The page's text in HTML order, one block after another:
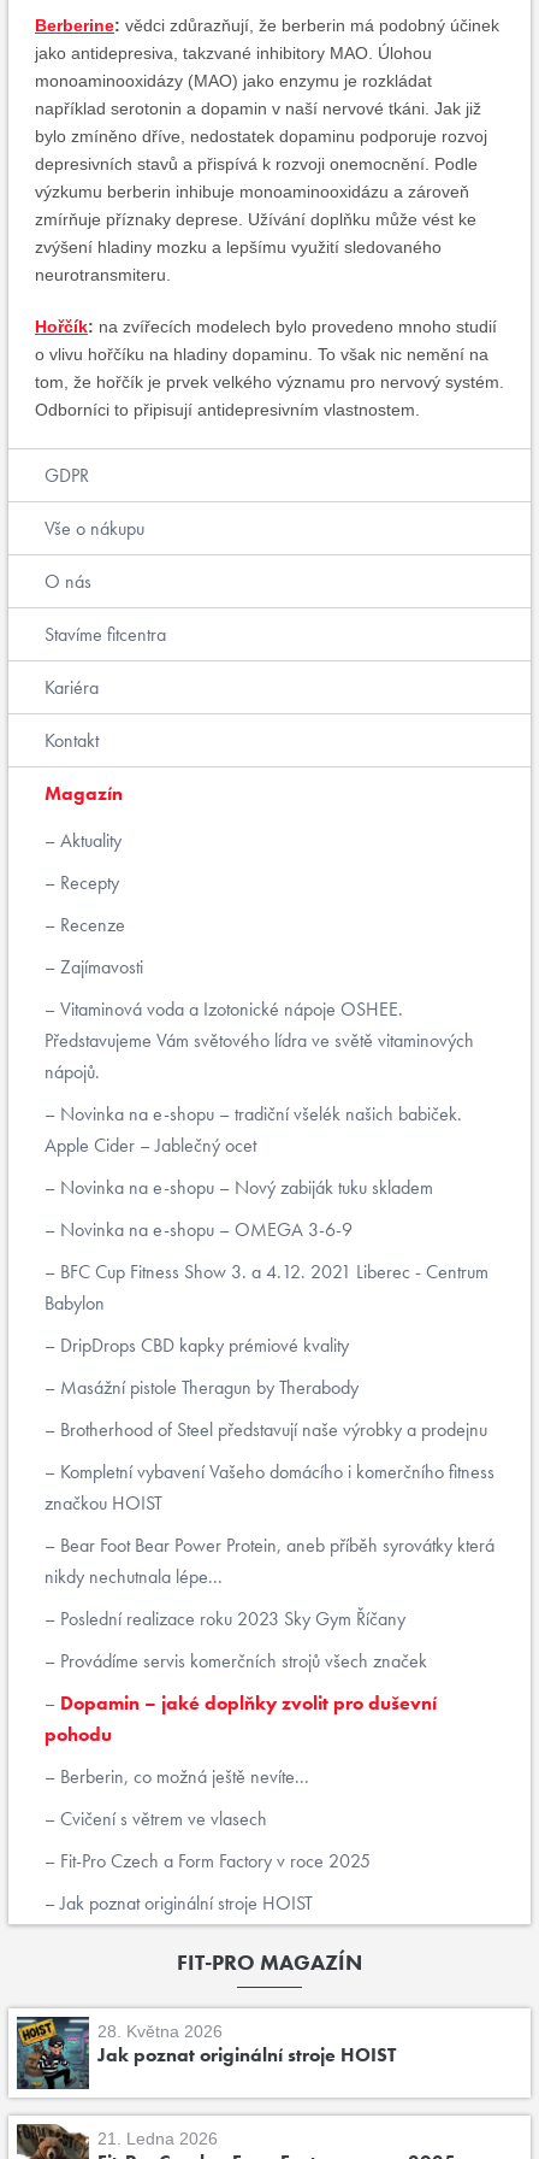
Berberine: vědci zdůrazňují, že berberin má podobný účinek
jako antidepresiva, takzvané inhibitory MAO. Úlohou
monoaminooxidázy (MAO) jako enzymu je rozkládat
například serotonin a dopamin v naší nervové tkáni. Jak již
bylo zmíněno dříve, nedostatek dopaminu podporuje rozvoj
depresivních stavů a ​​přispívá k rozvoji onemocnění. Podle
výzkumu berberin inhibuje monoaminooxidázu a zároveň
zmírňuje příznaky deprese. Užívání doplňku může vést ke
zvýšení hladiny mozku a lepšímu využití sledovaného
neurotransmiteru.
Hořčík: na zvířecích modelech bylo provedeno mnoho studií
o vlivu hořčíku na hladiny dopaminu. To však nic nemění na
tom, že hořčík je prvek velkého významu pro nervový systém.
Odborníci to připisují antidepresivním vlastnostem.
GDPR
Vše o nákupu
O nás
Stavíme fitcentra
Kariéra
Kontakt
Magazín
Aktuality
Recepty
Recenze
Zajímavosti
Vitaminová voda a Izotonické nápoje OSHEE.
Představujeme Vám světového lídra ve světě vitaminových
nápojů.
Novinka na e-shopu – tradiční všelék našich babiček.
Apple Cider – Jablečný ocet
Novinka na e-shopu – Nový zabiják tuku skladem
Novinka na e-shopu – OMEGA 3-6-9
BFC Cup Fitness Show 3. a 4.12. 2021 Liberec - Centrum
Babylon
DripDrops CBD kapky prémiové kvality
Masážní pistole Theragun by Therabody
Brotherhood of Steel představují naše výrobky a prodejnu
Kompletní vybavení Vašeho domácího i komerčního fitness
značkou HOIST
Bear Foot Bear Power Protein, aneb příběh syrovátky která
nikdy nechutnala lépe...
Poslední realizace roku 2023 Sky Gym Říčany
Provádíme servis komerčních strojů všech značek
Dopamin – jaké doplňky zvolit pro duševní
pohodu
Berberin, co možná ještě nevíte...
Cvičení s větrem ve vlasech
Fit-Pro Czech a Form Factory v roce 2025
Jak poznat originální stroje HOIST
FIT-PRO MAGAZÍN
28. Května 2026
Jak poznat originální stroje HOIST
21. Ledna 2026